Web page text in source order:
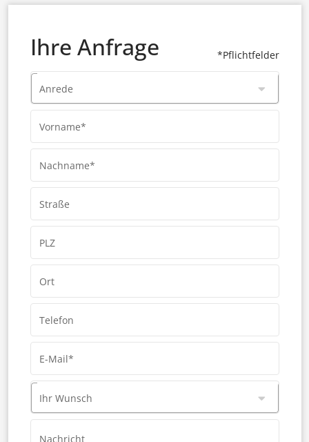
*Pflichtfelder
Ihre Anfrage
Anrede
Vorname*
Nachname*
Straße
PLZ
Ort
Telefon
E-Mail*
Ihr Wunsch
Nachricht